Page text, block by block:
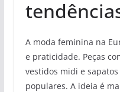
A moda feminina na
e praticidade. Peças
vestidos midi e
populares. A ideia é